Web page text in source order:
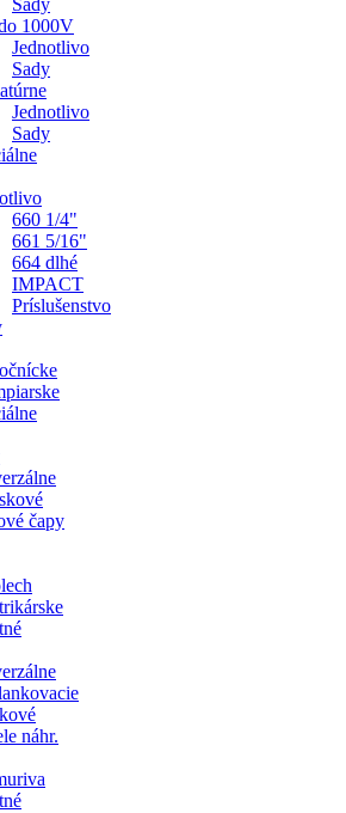
Sady
1000V
Jednotlivo
Sady
Jednotlivo
Sady
660 1/4"
661 5/16"
664 dlhé
IMPACT
Príslušenstvo
čapy
náhr.